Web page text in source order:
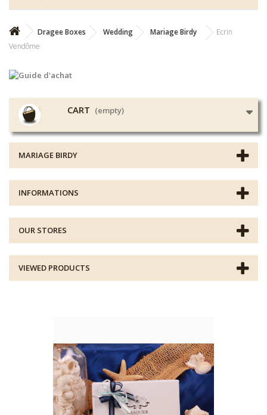
Dragee Boxes Wedding Mariage Birdy
Ecrin
Vendôme
CART (empty)
MARIAGE BIRDY
INFORMATIONS
OUR STORES
VIEWED PRODUCTS